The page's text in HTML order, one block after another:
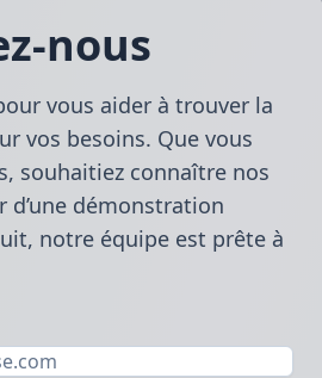
nous
vous aider à trouver la
vos besoins. Que vous
souhaitiez connaître nos
démonstration
notre équipe est prête à